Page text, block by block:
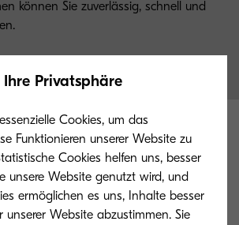
können Sie zuverlässig, schnell und
Privatsphäre
Cookies, um das
Funktionieren unserer Website zu
Cookies helfen uns, besser
unsere Website genutzt wird, und
ermöglichen es uns, Inhalte besser
unserer Website abzustimmen. Sie